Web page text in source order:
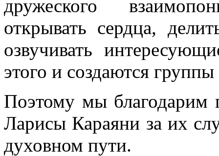
дружеского
открывать сердца,
озвучивать
этого и создаются
Поэтому мы благодарим
Ларисы Караяни за их
духовном пути.